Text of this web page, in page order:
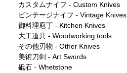
カスタムナイフ - Custom Knives
ビンテージナイフ - Vintage Knives
御料理庖丁 - Kitchen Knives
大工道具 - Woodworking tools
その他刃物 - Other Knives
美術刀剣 - Art Swords
砥石 - Whetstone